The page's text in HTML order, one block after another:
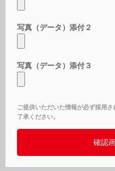
写真（データ）添付２
写真（データ）添付３
ご提供いただいた情報が必ず採用
了承ください。